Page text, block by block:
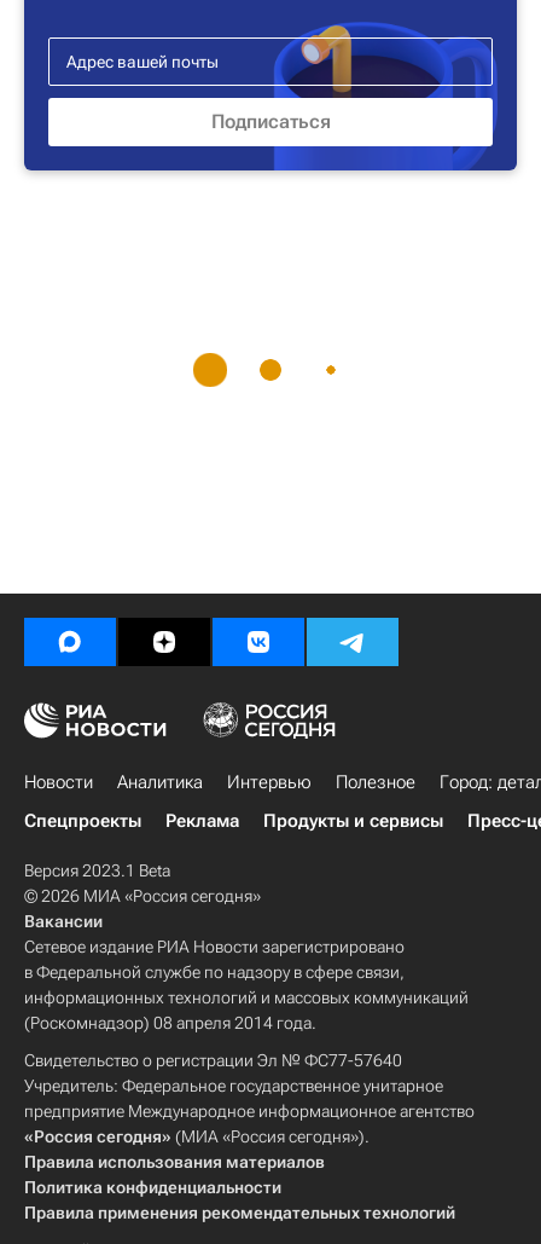
Новости Аналитика Интервью Полезное
Город:
Спецпроекты
Реклама Продукты и сервисы Пресс-
Версия 2023.1 Beta
© 2026 МИА «Россия сегодня»
Вакансии
Сетевое издание РИА Новости зарегистрировано
в Федеральной службе по надзору в сфере связи,
информационных технологий и массовых коммуникаций
(Роскомнадзор) 08 апреля 2014 года.
Свидетельство о регистрации Эл № ФС77-57640
Учредитель: Федеральное государственное унитарное
предприятие Международное информационное агентство
«Россия сегодня» (МИА «Россия сегодня»).
Правила использования материалов
Политика конфиденциальности
Правила применения рекомендательных технологий